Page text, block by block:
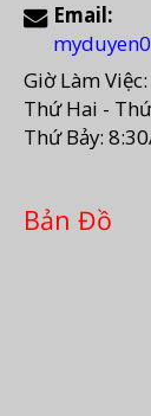
Email:
Giờ Làm Việc:
Thứ Hai -
Thứ Bảy:
Bản Đồ